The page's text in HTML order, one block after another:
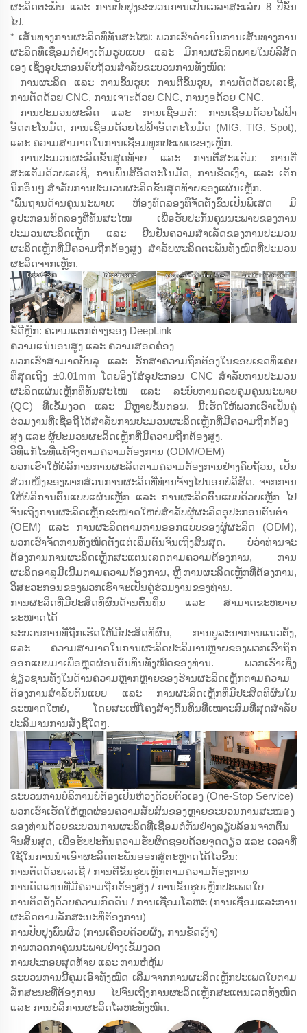
ຜະລິດຕະພັນ ແລະ ການປັບປຸງຂະບວນການເປັນເວລາສະເລ່ຍ 8 ປີຂຶ້ນ
ໄປ.
* ເສັ້ນທາງການຜະລິດທີ່ທັນສະໄໝ: ພວກເຮົາດຳເນີນການເສັ້ນທາງການ
ຜະລິດທີ່ເຊື່ອມຕໍ່ຢ່າງເຕັມຮູບແບບ ແລະ ມີການຜະລິດພາຍໃນບໍລິສັດ
ເອງ ເຊິ່ງອຸປະກອນຄົບຖ້ວນສຳລັບຂະບວນການທັງໝົດ:
ການຜະລິດ ແລະ ການຂຶ້ນຮູບ: ການຕີຂຶ້ນຮູບ, ການຕັດດ້ວຍເລເຊີ,
ການຕັດດ້ວຍ CNC, ການເຈาะດ້ວຍ CNC, ການງອດ້ວຍ CNC.
ການປະມວນຜະລິດ ແລະ ການເຊື່ອມຕໍ່: ການເຊື່ອມດ້ວຍໄຟຟ້າ
ອັດຕະໂນມັດ, ການເຊື່ອມດ້ວຍໄຟຟ້າອັດຕະໂນມັດ (MIG, TIG, Spot),
ແລະ ຄວາມສາມາດໃນການເຊື່ອມທຸກປະເພດຂອງເຫຼັກ.
ການປະມວນຜະລິດຂັ້ນສຸດທ້າຍ ແລະ ການຕີ່ສະແຕັມ: ການຕີ່
ສະແຕັມດ້ວຍເລເຊີ, ການພົ່ນສີອັດຕະໂນມັດ, ການຂັດເງົາ, ແລະ ເຕັກ
ນິກອື່ນໆ ສຳລັບການປະມວນຜະລິດຂັ້ນສຸດທ້າຍຂອງແຜ່ນເຫຼັກ.
*ພື້ນຖານດ້ານຄຸນນະພາບ: ຫ້ອງທົດລອງທີ່ຈັດຕັ້ງຂຶ້ນເປັນພິເສດ ມີ
ອຸປະກອນທົດລອງທີ່ທັນສະໄໝ ເພື່ອຮັບປະກັນຄຸນນະພາບຂອງການ
ປະມວນຜະລິດເຫຼັກ ແລະ ຢືນຢັນຄວາມສຳເລັດຂອງການປະມວນ
ຜະລິດເຫຼັກທີ່ມີຄວາມຖືກຕ້ອງສູງ ສຳລັບຜະລິດຕະພັນທັງໝົດທີ່ປະມວນ
ຜະລິດຈາກເຫຼັກ.
ຂໍ້ດີຫຼັກ: ຄວາມແຕກຕ່າງຂອງ DeepLink
ຄວາມແນ່ນອນສູງ ແລະ ຄວາມສອດຄ່ອງ
ພວກເຮົາສາມາດບັນລຸ ແລະ ຮັກສາຄວາມຖືກຕ້ອງໃນຂອບເຂດທີ່ແຄບ
ທີ່ສຸດເຖິງ ±0.01mm ໂດຍອີງໃສ່ອຸປະກອນ CNC ສຳລັບການປະມວນ
ຜະລິດແຜ່ນເຫຼັກທີ່ທັນສະໄໝ ແລະ ລະບົບການຄວບຄຸມຄຸນນະພາບ
(QC) ທີ່ເຂັ້ມງວດ ແລະ ມີຫຼາຍຂັ້ນຕອນ. ນີ້ເຮັດໃຫ້ພວກເຮົາເປັນຄູ່
ຮ່ວມງານທີ່ເຊື່ອຖືໄດ້ສຳລັບການປະມວນຜະລິດເຫຼັກທີ່ມີຄວາມຖືກຕ້ອງ
ສູງ ແລະ ຜູ້ປະມວນຜະລິດເຫຼັກທີ່ມີຄວາມຖືກຕ້ອງສູງ.
ວິທີແກ້ໄຂທີ່ແທ້ຈິງຕາມຄວາມຕ້ອງການ (ODM/OEM)
ພວກເຮົາໃຫ້ບໍລິການການຜະລິດຕາມຄວາມຕ້ອງການຢ່າງຄົບຖ້ວນ, ເປັນ
ສ່ວນໜຶ່ງຂອງພາກສ່ວນການຜະລິດທີ່ທ່ານຈ້າງໄປນອກບໍລິສັດ. ຈາກການ
ໃຫ້ບໍລິການຕົ້ນແບບແຜ່ນເຫຼັກ ແລະ ການຜະລິດຕົ້ນແບບດ້ວຍເຫຼັກ ໄປ
ຈົນເຖິງການຜະລິດເຫຼັກຂະໜາດໃຫຍ່ສຳລັບຜູ້ຜະລິດອຸປະກອນຕົ້ນຕຳ
(OEM) ແລະ ການຜະລິດຕາມການອອກແບບຂອງຜູ້ຜະລິດ (ODM),
ພວກເຮົາຈັດການທັງໝົດຕັ້ງແຕ່ເລີ່ມຕົ້ນຈົນເຖິງສິ້ນສຸດ. ບໍ່ວ່າທ່ານຈະ
ຕ້ອງການການຜະລິດເຫຼັກສະແຕນເລດຕາມຄວາມຕ້ອງການ, ການ
ຜະລິດອາລູມີເນີ້ມຕາມຄວາມຕ້ອງການ, ຫຼື ການຜະລິດເຫຼັກທີ່ຕ້ອງການ,
ວິສະວະກອນຂອງພວກເຮົາຈະເປັນຄູ່ຮ່ວມງານຂອງທ່ານ.
ການຜະລິດທີ່ມີປະສິດທິຜົນດ້ານຕົ້ນທຶນ ແລະ ສາມາດຂະຫຍາຍ
ຂະໜາດໄດ້
ຂະບວນການທີ່ຖືກເຮັດໃຫ້ມີປະສິດທິຜົນ, ການບູລະນາການແນວຕັ້ງ,
ແລະ ຄວາມສາມາດໃນການຜະລິດປະລິມານຫຼາຍຂອງພວກເຮົາຖືກ
ອອກແບບມາເພື່ອຫຼຸດຜ່ອນຕົ້ນທຶນທັງໝົດຂອງທ່ານ. ພວກເຮົາເຊີ່ງ
ຊ່ຽວຊານທັງໃນດ້ານຄວາມຫຼາກຫຼາຍຂອງຮ້ານຜະລິດເຫຼັກຕາມຄວາມ
ຕ້ອງການສຳລັບຕົ້ນແບບ ແລະ ການຜະລິດເຫຼັກທີ່ມີປະສິດທິຜົນໃນ
ຂະໜາດໃຫຍ່, ໂດຍສະເໜີໂຄງສ້າງຕົ້ນທຶນທີ່ເໝາະສົມທີ່ສຸດສຳລັບ
ປະລິມານການສັ່ງຊື້ໃດໆ.
ຂະບວນການບໍລິການບໍ່ຕ້ອງເປັນຫ່ວງດ້ວຍຕົວເອງ (One-Stop Service)
ພວກເຮົາເຮັດໃຫ້ຫຼຸດຜ່ອນຄວາມສັບສົນຂອງຫຼາຍຂະບວນການສະໜອງ
ຂອງທ່ານດ້ວຍຂະບວນການຜະລິດທີ່ເຊື່ອມຕໍ່ກັນຢ່າງລຽບລ້ອນຈາກຕົ້ນ
ຈົນສິ້ນສຸດ, ເພື່ອຮັບປະກັນຄວາມຮັບຜິດຊອບດ້ວຍຈຸດດຽວ ແລະ ເວລາທີ່
ໃຊ້ໃນການນຳເອົາຜະລິດຕະພັນອອກສູ່ຕະຫຼາດໄດ້ໄວຂຶ້ນ:
ການຕັດດ້ວຍເລເຊີ / ການຕີຂຶ້ນຮູບເຫຼັກຕາມຄວາມຕ້ອງການ
ການດັດແທນທີ່ມີຄວາມຖືກຕ້ອງສູງ / ການຂຶ້ນຮູບເຫຼັກປະເພດໃບ
ການຕິດຕັ້ງດ້ວຍຄວາມກົດດັນ / ການເຊື່ອມໂລຫະ (ການເຊື່ອມແລະການ
ຜະລິດຕາມລັກສະນະທີ່ຕ້ອງການ)
ການປັບປຸງພື້ນຜິວ (ການເຄືອບດ້ວຍຜົງ, ການຂັດເງົາ)
ການກວດກາຄຸນນະພາບຢ່າງເຂັ້ມງວດ
ການປະກອບສຸດທ້າຍ ແລະ ການຫໍ່ຫຸ້ມ
ຂະບວນການນີ້ຄຸມເອົາທັງໝົດ ເລີ່ມຈາກການຜະລິດເຫຼັກປະເພດໃບຕາມ
ລັກສະນະທີ່ຕ້ອງການ ໄປຈົນເຖິງການຜະລິດເຫຼັກສະແຕນເລດທັງໝົດ
ແລະ ການບໍລິການຜະລິດໂລຫະທັງໝົດ.